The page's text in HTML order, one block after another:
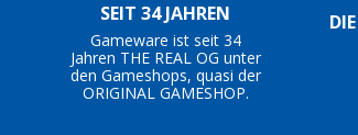
SEIT 34 JAHREN
Gameware ist seit 34
Jahren THE REAL OG unter
den Gameshops, quasi der
ORIGINAL GAMESHOP.